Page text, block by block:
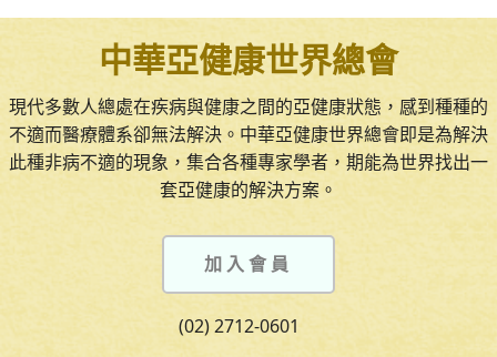
中華亞健康世界總會
現代多數人總處在疾病與健康之間的亞健康狀態，感到種種的
不適而醫療體系卻無法解決。中華亞健康世界總會即是為解決
此種非病不適的現象，集合各種專家學者，期能為世界找出一
套亞健康的解決方案。
加入會員
(02) 2712-0601